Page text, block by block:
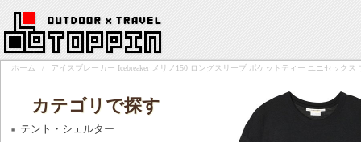
ホーム / アイスブレーカー Icebreaker メリノ150 ロングスリーブ ポケットティー ユニセック
カテゴリで探す
テント・シェルター